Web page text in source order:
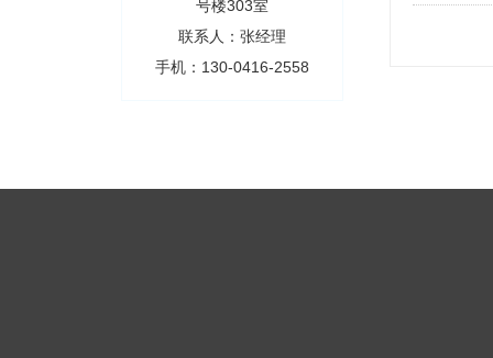
号楼303室
联系人：张经理
手机：130-0416-2558